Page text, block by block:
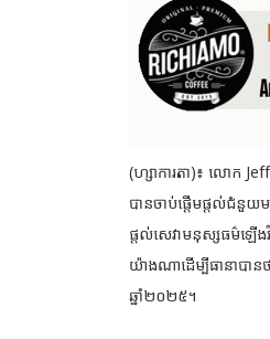
(ហ្សាការតា)៖ លោក
បានចាប់ផ្តើមផ្តល់ជំ
ផ្តល់សេវាមនុស្សធម៌ឡើ
យ៉ាងណាដើម្បីធានាបាន
ឆ្នាំ២០២៥។